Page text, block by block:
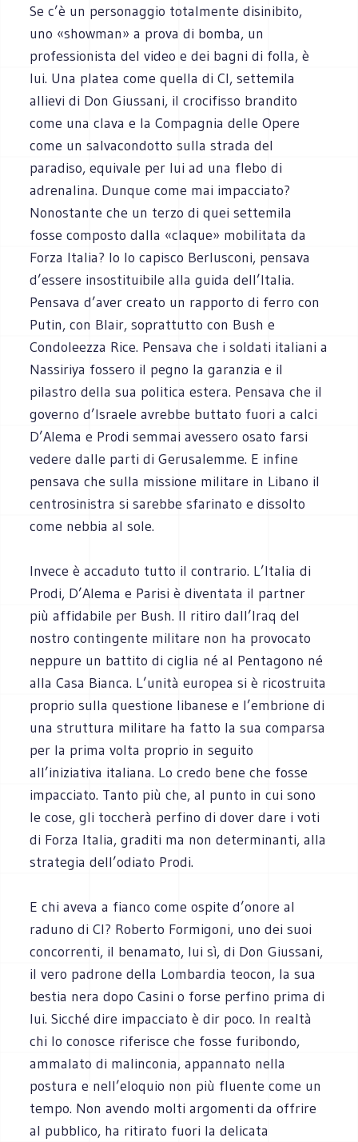
Se c’è un personaggio totalmente disinibito,
uno «showman» a prova di bomba, un
professionista del video e dei bagni di folla, è
lui. Una platea come quella di Cl, settemila
allievi di Don Giussani, il crocifisso brandito
come una clava e la Compagnia delle Opere
come un salvacondotto sulla strada del
paradiso, equivale per lui ad una flebo di
adrenalina. Dunque come mai impacciato?
Nonostante che un terzo di quei settemila
fosse composto dalla «claque» mobilitata da
Forza Italia? Io lo capisco Berlusconi, pensava
d’essere insostituibile alla guida dell’Italia.
Pensava d’aver creato un rapporto di ferro con
Putin, con Blair, soprattutto con Bush e
Condoleezza Rice. Pensava che i soldati italiani a
Nassiriya fossero il pegno la garanzia e il
pilastro della sua politica estera. Pensava che il
governo d’Israele avrebbe buttato fuori a calci
D’Alema e Prodi semmai avessero osato farsi
vedere dalle parti di Gerusalemme. E infine
pensava che sulla missione militare in Libano il
centrosinistra si sarebbe sfarinato e dissolto
come nebbia al sole.
Invece è accaduto tutto il contrario. L’Italia di
Prodi, D’Alema e Parisi è diventata il partner
più affidabile per Bush. Il ritiro dall’Iraq del
nostro contingente militare non ha provocato
neppure un battito di ciglia né al Pentagono né
alla Casa Bianca. L’unità europea si è ricostruita
proprio sulla questione libanese e l’embrione di
una struttura militare ha fatto la sua comparsa
per la prima volta proprio in seguito
all’iniziativa italiana. Lo credo bene che fosse
impacciato. Tanto più che, al punto in cui sono
le cose, gli toccherà perfino di dover dare i voti
di Forza Italia, graditi ma non determinanti, alla
strategia dell’odiato Prodi.
E chi aveva a fianco come ospite d’onore al
raduno di Cl? Roberto Formigoni, uno dei suoi
concorrenti, il benamato, lui sì, di Don Giussani,
il vero padrone della Lombardia teocon, la sua
bestia nera dopo Casini o forse perfino prima di
lui. Sicché dire impacciato è dir poco. In realtà
chi lo conosce riferisce che fosse furibondo,
ammalato di malinconia, appannato nella
postura e nell’eloquio non più fluente come un
tempo. Non avendo molti argomenti da offrire
al pubblico, ha ritirato fuori la delicata